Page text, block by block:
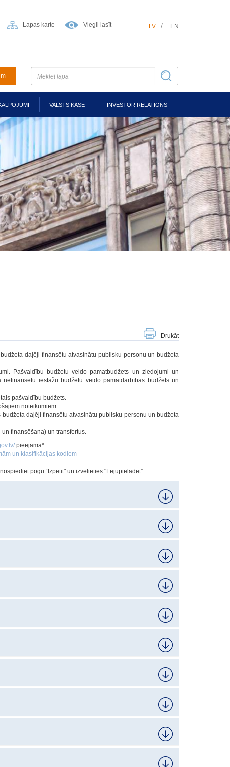
Lapas karte Viegli lasīt LV EN
VALSTS KASE INVESTOR RELATIONS
Drukāt
daļēji finansētu atvasinātu publisku personu un budžeta
Pašvaldību budžetu veido pamatbudžets un ziedojumi un
iestāžu budžetu veido pamatdarbības budžets un
pašvaldību budžets.
noteikumiem.
daļēji finansētu atvasinātu publisku personu un budžeta
finansēšana) un transfertus.
pieejama*:
un klasifikācijas kodiem
pogu “Izpētīt" un izvēlieties "Lejupielādēt”.